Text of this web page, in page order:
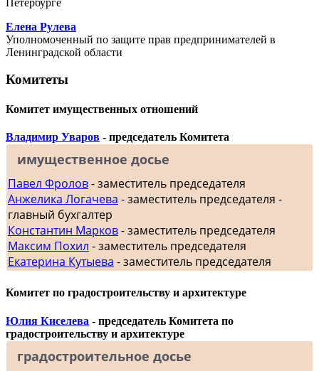
Елена Рулева
Уполномоченный по защите прав предпринимателей в
Ленинградской области
Комитеты
Комитет имущественных отношений
Владимир Уваров - председатель Комитета
имущественное досье
Павел Фролов- заместитель председателя
Анжелика Логачева - заместитель председателя -
главный бухгалтер
Константин Марков- заместитель председателя
Максим Похил - заместитель председателя
Екатерина Кутыева - заместитель председателя
Комитет по градостроительству и архитектуре
Юлия Киселева - председатель Комитета по
градостроительству и архитектуре
градостроительное досье